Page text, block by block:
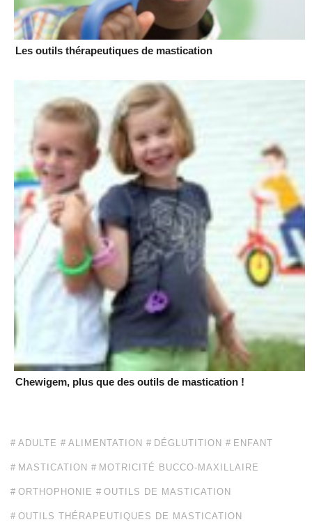
Les outils thérapeutiques de mastication
Chewigem, plus que des outils de mastication !
ADULTE ALIMENTATION DÉGLUTITION ENFANT
MASTICATION MOTRICITÉ BUCCO-MAXILLAIRE
ORTHOPHONIE OUTILS DE MASTICATION
OUTILS THÉRAPEUTIQUES DE MASTICATION